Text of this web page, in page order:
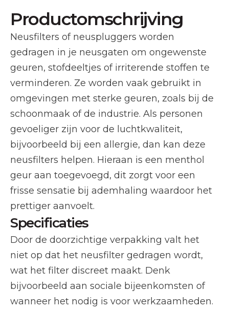
Productomschrijving
Neusfilters of neuspluggers worden
gedragen in je neusgaten om ongewenste
geuren, stofdeeltjes of irriterende stoffen te
verminderen. Ze worden vaak gebruikt in
omgevingen met sterke geuren, zoals bij de
schoonmaak of de industrie. Als personen
gevoeliger zijn voor de luchtkwaliteit,
bijvoorbeeld bij een allergie, dan kan deze
neusfilters helpen. Hieraan is een menthol
geur aan toegevoegd, dit zorgt voor een
frisse sensatie bij ademhaling waardoor het
prettiger aanvoelt.
Specificaties
Door de doorzichtige verpakking valt het
niet op dat het neusfilter gedragen wordt,
wat het filter discreet maakt. Denk
bijvoorbeeld aan sociale bijeenkomsten of
wanneer het nodig is voor werkzaamheden.